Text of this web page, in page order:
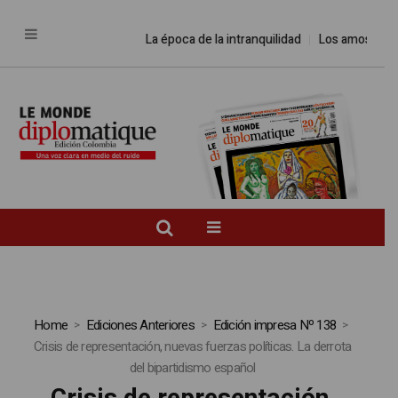
La época de la intranquilidad Los amos del
Home Ediciones Anteriores
Edición impresa Nº 138
Crisis de representación, nuevas fuerzas políticas. La derrota
del bipartidismo español